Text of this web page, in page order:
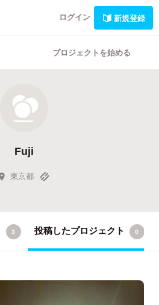
ログイン 新規登録
プロジェクトを始める
Fuji
東京都
3 投稿したプロジェクト 0